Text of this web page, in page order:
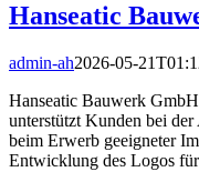
Hanseatic
admin-ah2026-05-
Hanseatic Bauwerk
unterstützt Kunden bei
beim Erwerb geeigneter
Entwicklung des Logos